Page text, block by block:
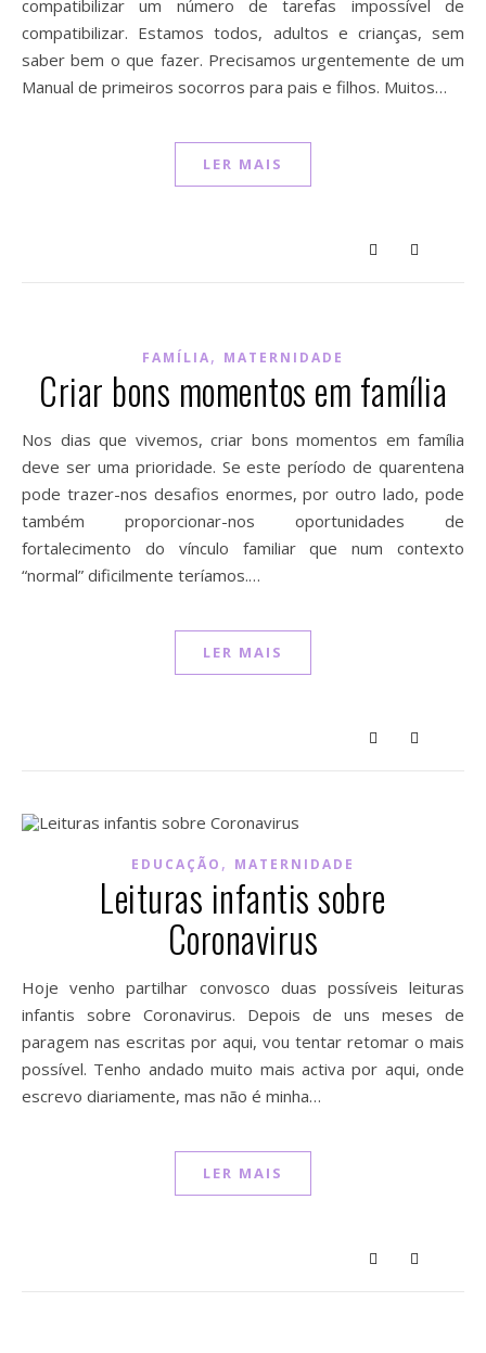
compatibilizar um número de tarefas impossível de
compatibilizar. Estamos todos, adultos e crianças, sem
saber bem o que fazer. Precisamos urgentemente de um
Manual de primeiros socorros para pais e filhos. Muitos…
LER MAIS
FAMÍLIA, MATERNIDADE
Criar bons momentos em família
Nos dias que vivemos, criar bons momentos em família
deve ser uma prioridade. Se este período de quarentena
pode trazer-nos desafios enormes, por outro lado, pode
também proporcionar-nos oportunidades de
fortalecimento do vínculo familiar que num contexto
“normal” dificilmente teríamos.…
LER MAIS
EDUCAÇÃO , MATERNIDADE
Leituras infantis sobre
Coronavirus
Hoje venho partilhar convosco duas possíveis leituras
infantis sobre Coronavirus. Depois de uns meses de
paragem nas escritas por aqui, vou tentar retomar o mais
possível. Tenho andado muito mais activa por aqui, onde
escrevo diariamente, mas não é minha…
LER MAIS